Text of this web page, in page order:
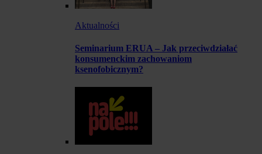
Aktualności
Seminarium ERUA – Jak przeciwdziałać
konsumenckim zachowaniom
ksenofobicznym?